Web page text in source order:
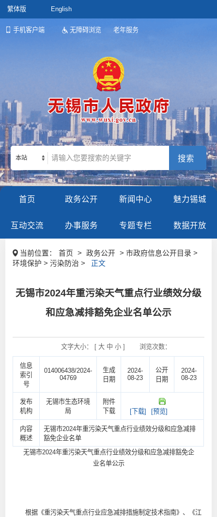
繁体版 English
手机客户端 无障碍浏览 老年服务
本站
首页 政务公开 新闻中心 魅力锡城
互动交流 办事服务 专题专栏 数据开放
当前位置： 首页 > 政务公开
> 市政府信息公开目录 >
环境保护 > 污染防治 >
正文
无锡市2024年重污染天气重点行业绩效分级
和应急减排豁免企业名单公示
文字大小： [ 大 中 小] 浏览次数：
信息
索引
号
014006438/2024-
04769
生成
日期
2024-
08-23
公开
日期
2024-
08-23
发布
机构
无锡市生态环境
局
附件
下载
[下载] [预览]
内容
概述
无锡市2024年重污染天气重点行业绩效分级和应急减排
豁免企业名单
无锡市2024年重污染天气重点行业绩效分级和应急减排豁免企
业名单公示
根据《重污染天气重点行业应急减排措施制定技术指南》、《江